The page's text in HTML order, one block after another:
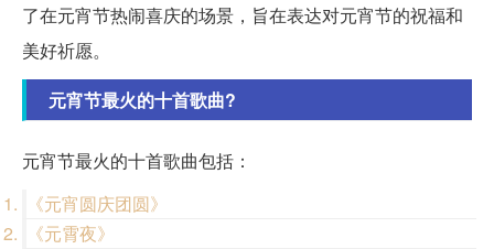
了在元宵节热闹喜庆的场景，旨在表达对元宵节的祝福和
美好祈愿。
元宵节最火的十首歌曲?
元宵节最火的十首歌曲包括：
《元宵圆庆团圆》
《元霄夜》